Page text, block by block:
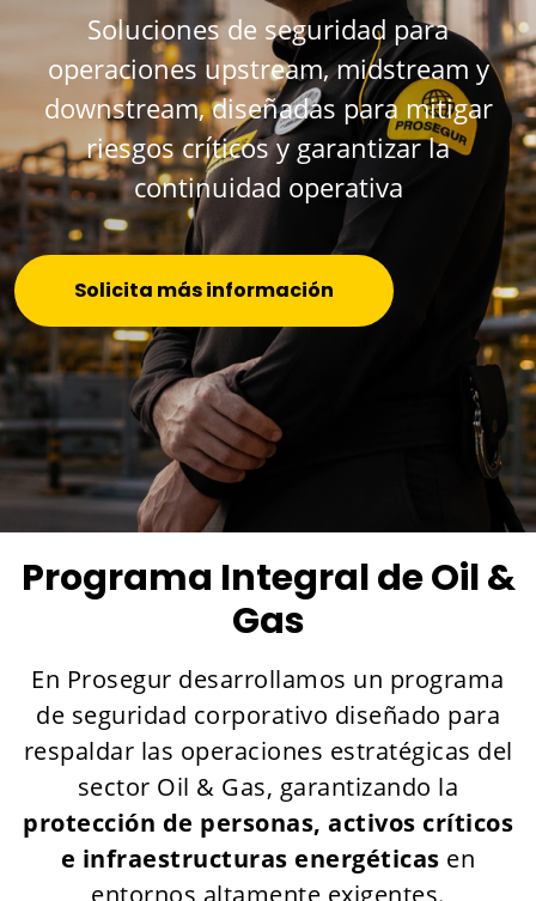
Soluciones de seguridad para
operaciones upstream, midstream y
downstream, diseñadas para mitigar
riesgos críticos y garantizar la
continuidad operativa
Solicita más información
Programa Integral de Oil &
Gas
En Prosegur desarrollamos un programa
de seguridad corporativo diseñado para
respaldar las operaciones estratégicas del
sector Oil & Gas, garantizando la
protección de personas, activos críticos
e infraestructuras energéticas en
entornos altamente exigentes.